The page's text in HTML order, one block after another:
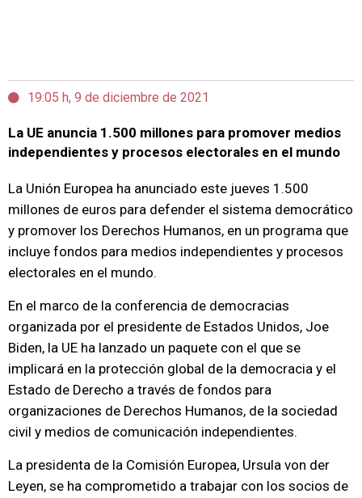
19:05 h, 9 de diciembre de 2021
La UE anuncia 1.500 millones para promover medios
independientes y procesos electorales en el mundo
La Unión Europea ha anunciado este jueves 1.500
millones de euros para defender el sistema democrático
y promover los Derechos Humanos, en un programa que
incluye fondos para medios independientes y procesos
electorales en el mundo.
En el marco de la conferencia de democracias
organizada por el presidente de Estados Unidos, Joe
Biden, la UE ha lanzado un paquete con el que se
implicará en la protección global de la democracia y el
Estado de Derecho a través de fondos para
organizaciones de Derechos Humanos, de la sociedad
civil y medios de comunicación independientes.
La presidenta de la Comisión Europea, Ursula von der
Leyen, se ha comprometido a trabajar con los socios de